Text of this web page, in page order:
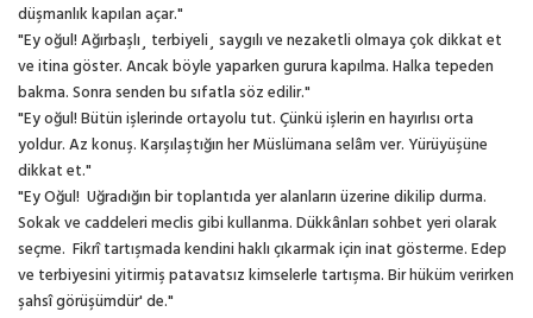
düşmanlık kapılan açar."
"Ey oğul! Ağırbaşlı¸ terbiyeli¸ saygılı ve nezaketli olmaya çok dikkat et
ve itina göster. Ancak böyle yaparken gurura kapılma. Halka tepeden
bakma. Sonra senden bu sıfatla söz edilir."
"Ey oğul! Bütün işlerinde ortayolu tut. Çünkü işlerin en hayırlısı orta
yoldur. Az konuş. Karşılaştığın her Müslümana selâm ver. Yürüyüşüne
dikkat et."
"Ey Oğul! Uğradığın bir toplantıda yer alanların üzerine dikilip durma.
Sokak ve caddeleri meclis gibi kullanma. Dükkânları sohbet yeri olarak
seçme. Fikrî tartışmada kendini haklı çıkarmak için inat gösterme. Edep
ve terbiyesini yitirmiş patavatsız kimselerle tartışma. Bir hüküm verirken
şahsî görüşümdür' de."